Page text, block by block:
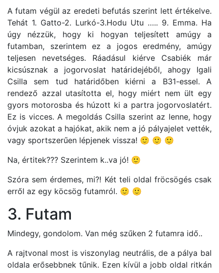
A futam végül az eredeti befutás szerint lett értékelve.
Tehát 1. Gatto-2. Lurkó-3.Hodu Utu ….. 9. Emma. Ha
úgy nézzük, hogy ki hogyan teljesített amúgy a
futamban, szerintem ez a jogos eredmény, amúgy
teljesen nevetséges. Ráadásul kiérve Csabiék már
kicsúsznak a jogorvoslat határidejéből, ahogy Igali
Csilla sem tud határidőben kiérni a B31-essel. A
rendező azzal utasította el, hogy miért nem ült egy
gyors motorosba és húzott ki a partra jogorvoslatért.
Ez is vicces. A megoldás Csilla szerint az lenne, hogy
óvjuk azokat a hajókat, akik nem a jó pályajelet vették,
vagy sportszerűen lépjenek vissza! 🙂 🙂 🙂
Na, értitek??? Szerintem k..va jó! 🙂
Szóra sem érdemes, mi?! Két teli oldal fröcsögés csak
erről az egy köcsög futamról. 🙂 🙂
3. Futam
Mindegy, gondolom. Van még szűken 2 futamra idő..
A rajtvonal most is viszonylag neutrális, de a pálya bal
oldala erősebbnek tűnik. Ezen kívül a jobb oldal ritkán